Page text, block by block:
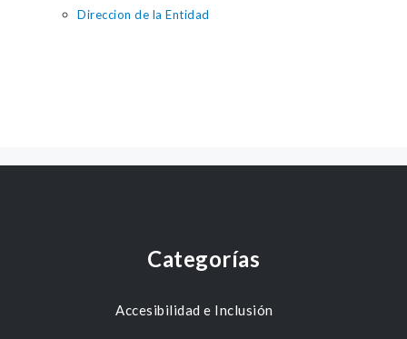
Direccion de la Entidad
Categorías
Accesibilidad e Inclusión